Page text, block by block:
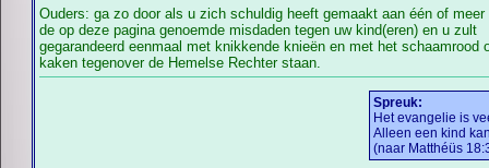
Ouders: ga zo door als u zich schuldig heeft gemaakt aan één of meer
de op deze pagina genoemde misdaden tegen uw kind(eren) en u zult
gegarandeerd eenmaal met knikkende knieën en met het schaamrood
kaken tegenover de Hemelse Rechter staan.
Spreuk:
Het evangelie is
Alleen een kind
(naar Matthéüs